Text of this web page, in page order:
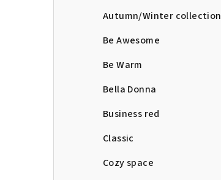
Autumn/Winter collection
Be Awesome
Be Warm
Bella Donna
Business red
Classic
Cozy space